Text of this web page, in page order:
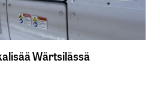
Wärtsilässä